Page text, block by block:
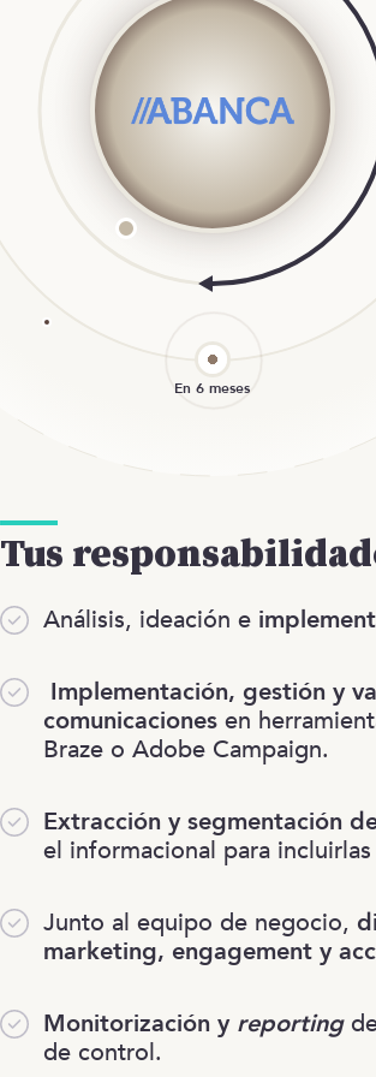
Tus
Análisis, ideación e
Implementación, gestión y
comunicaciones en
Braze o Adobe Campaign.
Extracción y segmentación
el informacional para
Junto al equipo de negocio,
marketing, engagement y
Monitorización y reporting
de control.